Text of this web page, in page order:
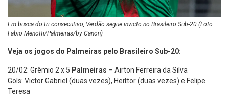
Em busca do tri consecutivo, Verdão segue invicto no Brasileiro Sub-20 (Foto:
Fabio Menotti/Palmeiras/by Canon)
Veja os jogos do Palmeiras pelo Brasileiro Sub-20:
20/02: Grêmio 2 x 5 Palmeiras – Airton Ferreira da Silva
Gols: Victor Gabriel (duas vezes), Heittor (duas vezes) e Felipe
Teresa